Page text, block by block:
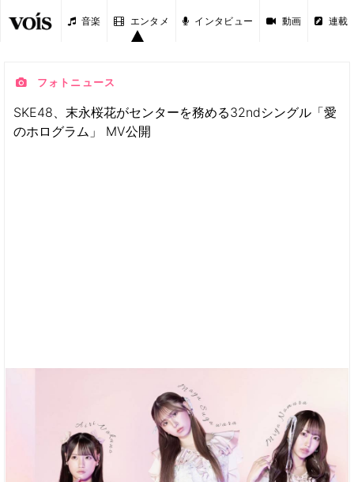
音楽 エンタメ インタビュー 動画 連載
フォトニュース
SKE48、末永桜花がセンターを務める32ndシングル「愛
のホログラム」 MV公開